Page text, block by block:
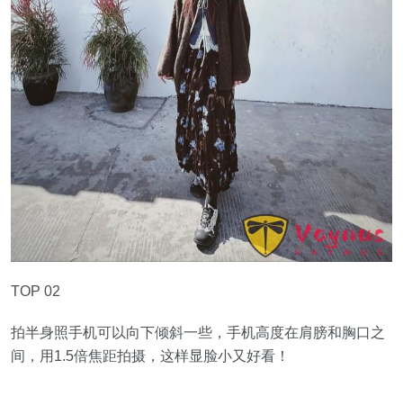
TOP 02
拍半身照手机可以向下倾斜一些，手机高度在肩膀和胸口之
间，用1.5倍焦距拍摄，这样显脸小又好看！